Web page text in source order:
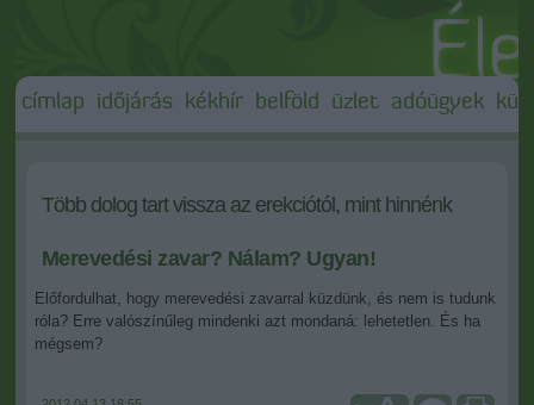
címlap időjárás kékhír belföld üzlet adóügyek
Több dolog tart vissza az erekciótól, mint hinnénk
Merevedési zavar? Nálam? Ugyan!
Előfordulhat, hogy merevedési zavarral küzdünk, és nem is tudunk
róla? Erre valószínűleg mindenki azt mondaná: lehetetlen. És ha
mégsem?